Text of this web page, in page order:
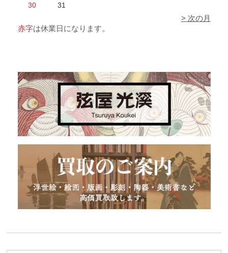
30
31
> 次の月
赤字は休業日になります。